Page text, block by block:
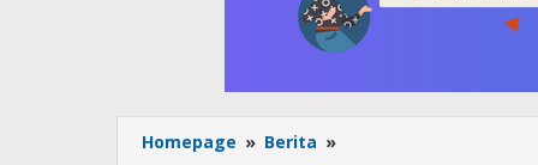
Homepage » Berita »